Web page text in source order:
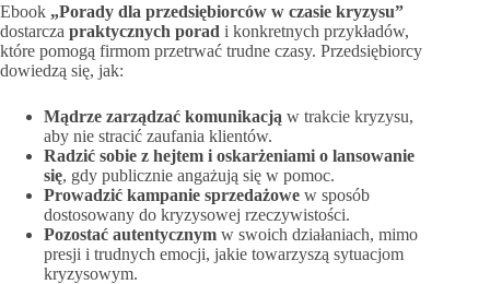
Ebook „Porady dla przedsiębiorców w czasie kryzysu”
dostarcza praktycznych porad i konkretnych przykładów,
które pomogą firmom przetrwać trudne czasy. Przedsiębiorcy
dowiedzą się, jak:
Mądrze zarządzać komunikacją w trakcie kryzysu,
aby nie stracić zaufania klientów.
Radzić sobie z hejtem i oskarżeniami o lansowanie
się, gdy publicznie angażują się w pomoc.
Prowadzić kampanie sprzedażowe w sposób
dostosowany do kryzysowej rzeczywistości.
Pozostać autentycznym w swoich działaniach, mimo
presji i trudnych emocji, jakie towarzyszą sytuacjom
kryzysowym.